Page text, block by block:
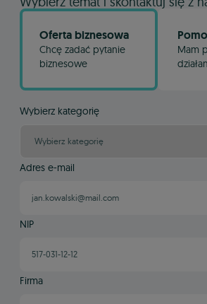
Wybierz temat i skontaktuj się z
Oferta biznesowa
Chcę zadać pytanie
Mam
Wybierz kategorię